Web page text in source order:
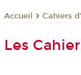
Accueil Cahiers
Les